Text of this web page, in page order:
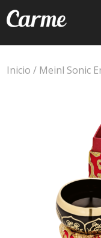
Inicio / Meinl Sonic